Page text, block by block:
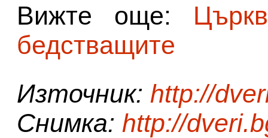
Вижте още:
бедстващите
Източник: http://
Снимка: http://